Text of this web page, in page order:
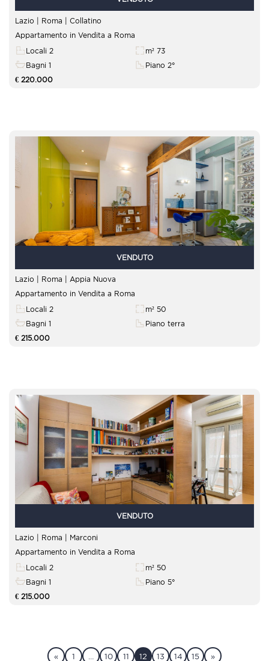
Collatino
Appartamento in Vendita a Roma
Locali 2
m² 73
Bagni 1
Piano 2°
€ 220.000
VENDUTO
Appia Nuova
Appartamento in Vendita a Roma
Locali 2
m² 50
Bagni 1
Piano terra
€ 215.000
VENDUTO
Marconi
Appartamento in Vendita a Roma
Locali 2
m² 50
Bagni 1
Piano 5°
€ 215.000
« 1 10 11 12 13 14 15 »